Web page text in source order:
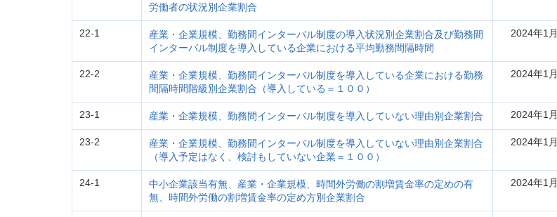
労働者の状況別企業割合
22-1
産業・企業規模、勤務間インターバル制度の導入状況別企業割合及び勤務間
インターバル制度を導入している企業における平均勤務間隔時間
2024年1月
22-2
産業・企業規模、勤務間インターバル制度を導入している企業における勤務
間隔時間階級別企業割合（導入している＝１００）
2024年1月
23-1 産業・企業規模、勤務間インターバル制度を導入していない理由別企業割合 2024年1月
23-2
産業・企業規模、勤務間インターバル制度を導入していない理由別企業割合
（導入予定はなく、検討もしていない企業＝１００）
2024年1月
24-1
中小企業該当有無、産業・企業規模、時間外労働の割増賃金率の定めの有
無、時間外労働の割増賃金率の定め方別企業割合
2024年1月